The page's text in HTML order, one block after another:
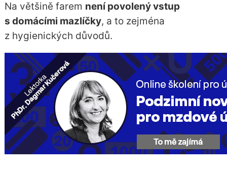
Na většině farem není povolený vstup
s domácími mazlíčky, a to zejména
z hygienických důvodů.